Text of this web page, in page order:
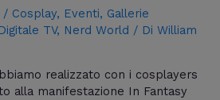
/ Cosplay, Eventi, Gallerie
TV, Nerd World / DiWilliam
realizzato con i cosplayers
alla manifestazione In Fantasy